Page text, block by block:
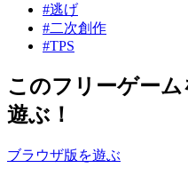
#逃げ
#二次創作
#TPS
このフリーゲー
遊ぶ！
ブラウザ版を遊ぶ